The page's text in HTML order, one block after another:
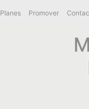
Planes Promover